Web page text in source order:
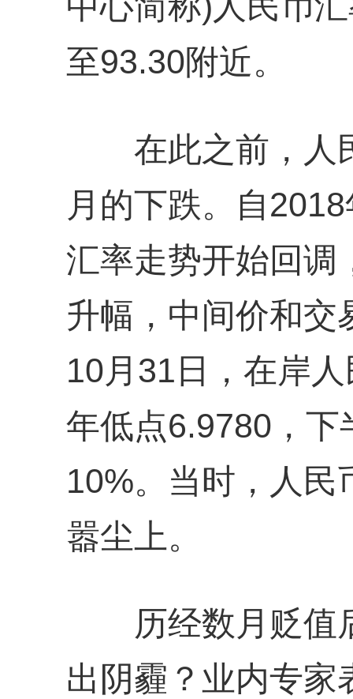
至93.30附近。
在此之前，人
月的下跌。自
汇率走势开始回调
升幅，中间价和交
10月31日，在岸
年低点6.9780，下
10%。当时，人民
嚣尘上。
历经数月贬值
出阴霾？业内专家